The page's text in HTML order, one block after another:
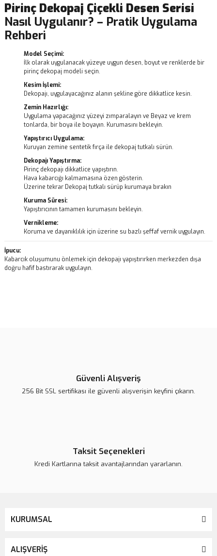
Pirinç Dekopaj Çiçekli Desen Serisi
Nasıl Uygulanır? – Pratik Uygulama
Rehberi
Model Seçimi:
İlk olarak uygulanacak yüzeye uygun desen, boyut ve renklerde bir
pirinç dekopaj modeli seçin.
Kesim İşlemi:
Dekopajı, uygulayacağınız alanın şekline göre dikkatlice kesin.
Zemin Hazırlığı:
Uygulama yapacağınız yüzeyi zımparalayın ve Beyaz ve krem
tonlarda, bir boya ile boyayın. Kurumasını bekleyin.
Yapıştırıcı Uygulama:
Kuruyan zemine sentetik fırça ile dekopaj tutkalı sürün.
Dekopajı Yapıştırma:
Pirinç dekopajı dikkatlice yapıştırın.
Hava kabarcığı kalmamasına özen gösterin.
Üzerine tekrar Dekopaj tutkalı sürüp kurumaya bırakın
Kuruma Süresi:
Yapıştırıcının tamamen kurumasını bekleyin.
Vernikleme:
Koruma ve dayanıklılık için üzerine su bazlı şeffaf vernik uygulayın.
İpucu:
Kabarcık oluşumunu önlemek için dekopajı yapıştırırken merkezden dışa
doğru hafif bastırarak uygulayın.
Güvenli Alışveriş
256 Bit SSL sertifikası ile güvenli alışverişin keyfini çıkarın.
Taksit Seçenekleri
Kredi Kartlarına taksit avantajlarından yararlanın.
KURUMSAL
ALIŞVERİŞ